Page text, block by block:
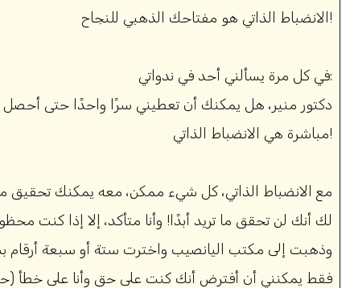
الانضباط الذاتي هو مفتاحك الذهبي للنجاح!
في كل مرة يسألني أحد في ندواتي:
دكتور منير، هل يمكنك أن تعطيني سرًا واحدًا حتى أحصل
مباشرة هي الانضباط الذاتي!
مع الانضباط الذاتي، كل شيء ممكن، معه يمكنك تحقيق ما
لك أنك لن تحقق ما تريد أبدًا! وأنا متأكد، إلا إذا كنت
وذهبت إلى مكتب اليانصيب واخترت ستة أو سبعة
فقط يمكنني أن أفترض أنك كنت على حق وأنا على خطأ